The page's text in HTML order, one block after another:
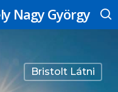
entert a kereséshez, vagy
ESC gombot a bezáráshoz
Nagy György
Bristolt Látni